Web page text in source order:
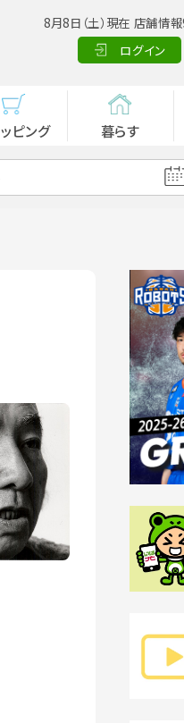
8月8日（土）現在 店舗情
ログイン
ピング 暮らす